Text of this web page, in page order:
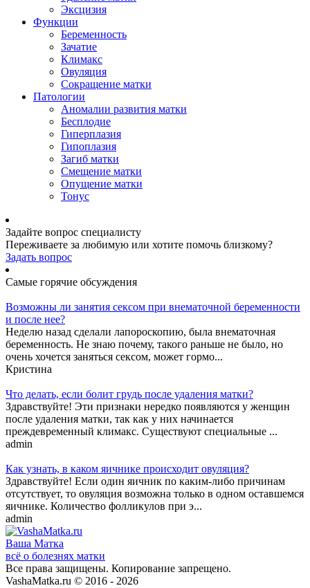
Эксцизия
Функции
Беременность
Зачатие
Климакс
Овуляция
Сокращение матки
Патологии
Аномалии развития матки
Бесплодие
Гиперплазия
Гипоплазия
Загиб матки
Смещение матки
Опущение матки
Тонус
Задайте вопрос специалисту
Переживаете за любимую или хотите помочь близкому?
Задать вопрос
Самые горячие обсуждения
Возможны ли занятия сексом при внематочной беременности
и после нее?
Неделю назад сделали лапороскопию, была внематочная
беременность. Не знаю почему, такого раньше не было, но
очень хочется заняться сексом, может гормо...
Кристина
Что делать, если болит грудь после удаления матки?
Здравствуйте! Эти признаки нередко появляются у женщин
после удаления матки, так как у них начинается
преждевременный климакс. Существуют специальные ...
admin
Как узнать, в каком яичнике происходит овуляция?
Здравствуйте! Если один яичник по каким-либо причинам
отсутствует, то овуляция возможна только в одном оставшемся
яичнике. Количество фолликулов при э...
admin
Ваша Матка
всё о болезнях матки
Все права защищены. Копирование запрещено.
VashaMatka.ru © 2016 - 2026